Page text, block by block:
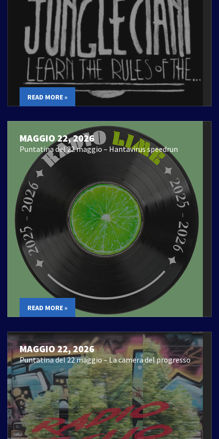
READ MORE »
MAGGIO 22, 2026
Puntatina del 22 maggio – Hantavirus speedrun
READ MORE »
MAGGIO 22, 2026
Puntatina del 22 maggio – La camera del progresso